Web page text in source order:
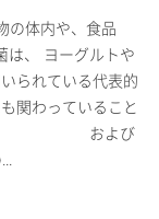
の体内や、食品
は、 ヨーグルトや
られている代表的
関わっていること
も、 および